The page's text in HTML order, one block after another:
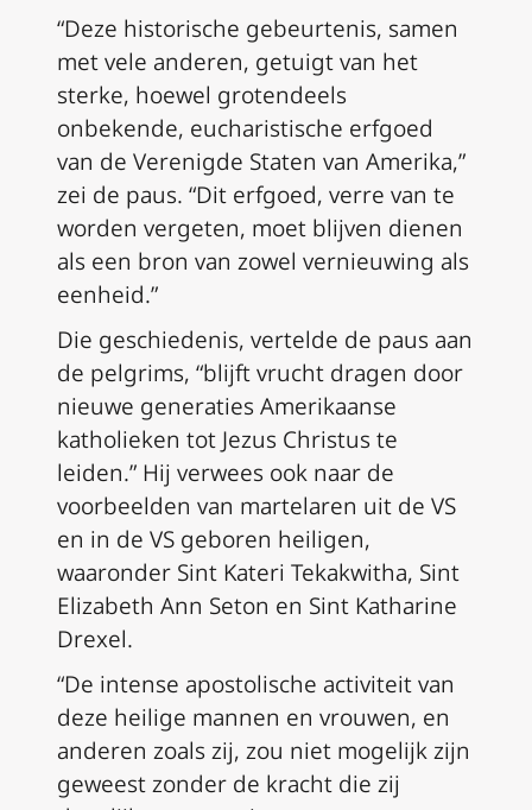
“Deze historische gebeurtenis, samen
met vele anderen, getuigt van het
sterke, hoewel grotendeels
onbekende, eucharistische erfgoed
van de Verenigde Staten van Amerika,”
zei de paus. “Dit erfgoed, verre van te
worden vergeten, moet blijven dienen
als een bron van zowel vernieuwing als
eenheid.”
Die geschiedenis, vertelde de paus aan
de pelgrims, “blijft vrucht dragen door
nieuwe generaties Amerikaanse
katholieken tot Jezus Christus te
leiden.” Hij verwees ook naar de
voorbeelden van martelaren uit de VS
en in de VS geboren heiligen,
waaronder Sint Kateri Tekakwitha, Sint
Elizabeth Ann Seton en Sint Katharine
Drexel.
“De intense apostolische activiteit van
deze heilige mannen en vrouwen, en
anderen zoals zij, zou niet mogelijk zijn
geweest zonder de kracht die zij